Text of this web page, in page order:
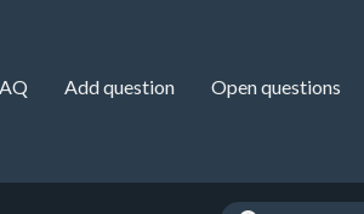
Add question Open questions